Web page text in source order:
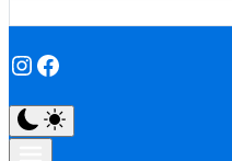
Instagram
Facebook